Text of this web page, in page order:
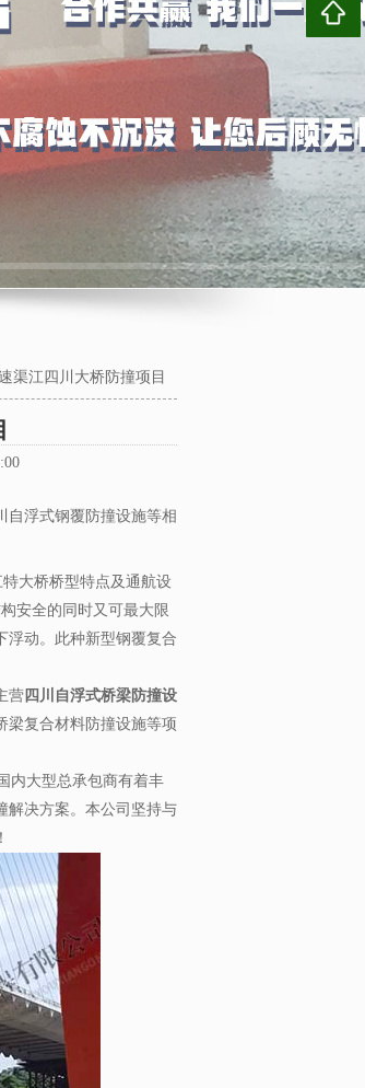
渠江四川大桥防撞项目
自浮式钢覆防撞设施等相
大桥桥型特点及通航设
安全的同时又可最大限
浮动。此种新型钢覆复合
营 四川自浮式桥梁防撞设
梁复合材料防撞设施等项
内大型总承包商有着丰
解决方案。本公司坚持与